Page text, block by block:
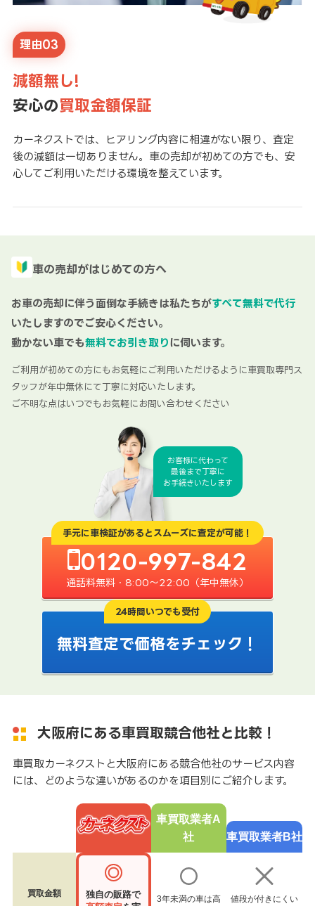
理由03
減額無し!
安心の買取金額保証
カーネクストでは、ヒアリング内容に相違がない限り、査定
後の減額は一切ありません。車の売却が初めての方でも、安
心してご利用いただける環境を整えています。
車の売却がはじめての方へ
お車の売却に伴う面倒な手続きは私たちがすべて無料で代行
いたしますのでご安心ください。
動かない車でも無料でお引き取りに伺います。
ご利用が初めての方にもお気軽にご利用いただけるように車買取専門ス
タッフが年中無休にて丁寧に対応いたします。
ご不明な点はいつでもお気軽にお問い合わせください
お客様に代わって
最後まで丁寧に
お手続きいたします
手元に車検証があるとスムーズに査定が可能！
0120-997-842
通話料無料・8:00〜22:00（年中無休）
24時間いつでも受付
無料査定で価格をチェック！
大阪府にある車買取競合他社と比較！
車買取カーネクストと大阪府にある競合他社のサービス内容
には、どのような違いがあるのかを項目別にご紹介します。
車買取業者A
社
車買取業者B社
買取金額
独自の販路で
3年未満の車は高 値段が付きにくい